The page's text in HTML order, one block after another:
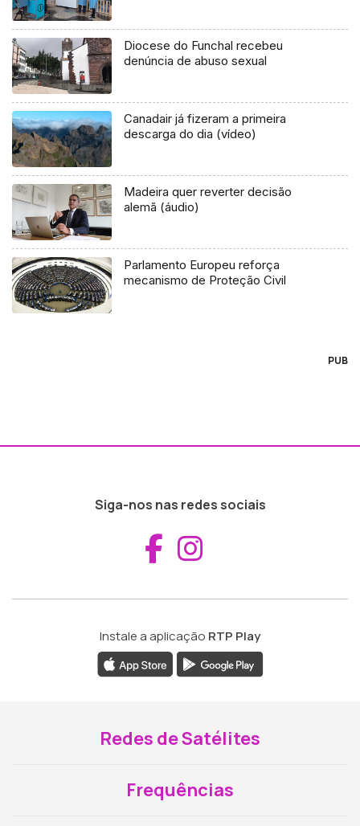
Diocese do Funchal recebeu
denúncia de abuso sexual
Canadair já fizeram a primeira
descarga do dia (vídeo)
Madeira quer reverter decisão
alemã (áudio)
Parlamento Europeu reforça
mecanismo de Proteção Civil
PUB
Siga-nos nas redes sociais
Aceder ao
Instale a aplicação RTP Play
Redes de Satélites
Frequências